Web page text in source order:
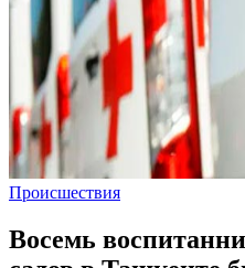
Происшествия
Восемь